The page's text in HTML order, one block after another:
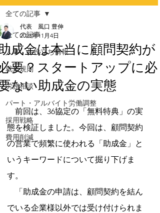
2025年1月にリリースした求人サイト「あるバ
イ」を運営する㈱ヒプスターの情報サイトに、
弊社が掲載されました！
「あるバイ」は無料掲載(2025年6月現在)、採用
しても費用が掛からない媒体です。
​是非、ご活用ください！！
【あるバイ関東版】アルバイト・バイト・パー
トの求人・仕事を探そう！アルバイト情報はこ
全ての記事
人事 お役立ち情報
就業規則
労務相談
パート・アルバイト労働調整
採用戦略
費用削減
全ての記事
成金は本当に顧問契約が
要？スタートアップに必
ない助成金の実態
代表 風口 豊伸
2025年11月4日
5つ星のうちNaNと評価されています。
前回は、36協定の「無料特典」の実
態を検証しました。今回は、顧問契約
の営業で頻繁に使われる「助成金」と
いうキーワードについて掘り下げま
す。
「助成金の申請は、顧問契約を結ん
でいる企業様以外では受け付けられま